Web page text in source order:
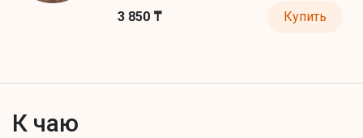
3 850 ₸ Купить
К чаю